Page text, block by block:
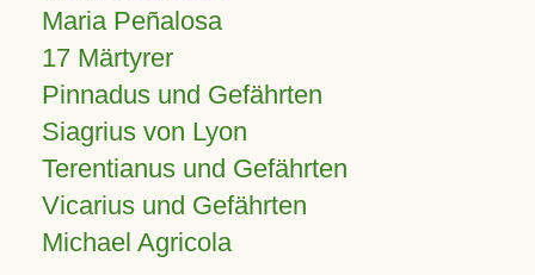
Maria Peñalosa
17 Märtyrer
Pinnadus und Gefährten
Siagrius von Lyon
Terentianus und Gefährten
Vicarius und Gefährten
Michael Agricola